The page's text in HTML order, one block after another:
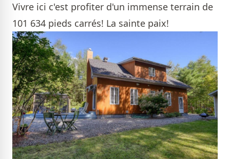
Vivre ici c'est profiter d'un immense terrain de
101 634 pieds carrés! La sainte paix!